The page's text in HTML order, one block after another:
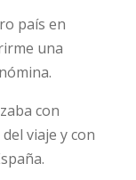
país en
una
con
viaje y con